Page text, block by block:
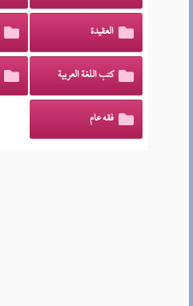
العقيدة
كتب اللغة العربية
فقه عام